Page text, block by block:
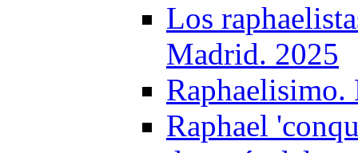
Los
Madrid. 2025
Raphaelisimo.
Raphael